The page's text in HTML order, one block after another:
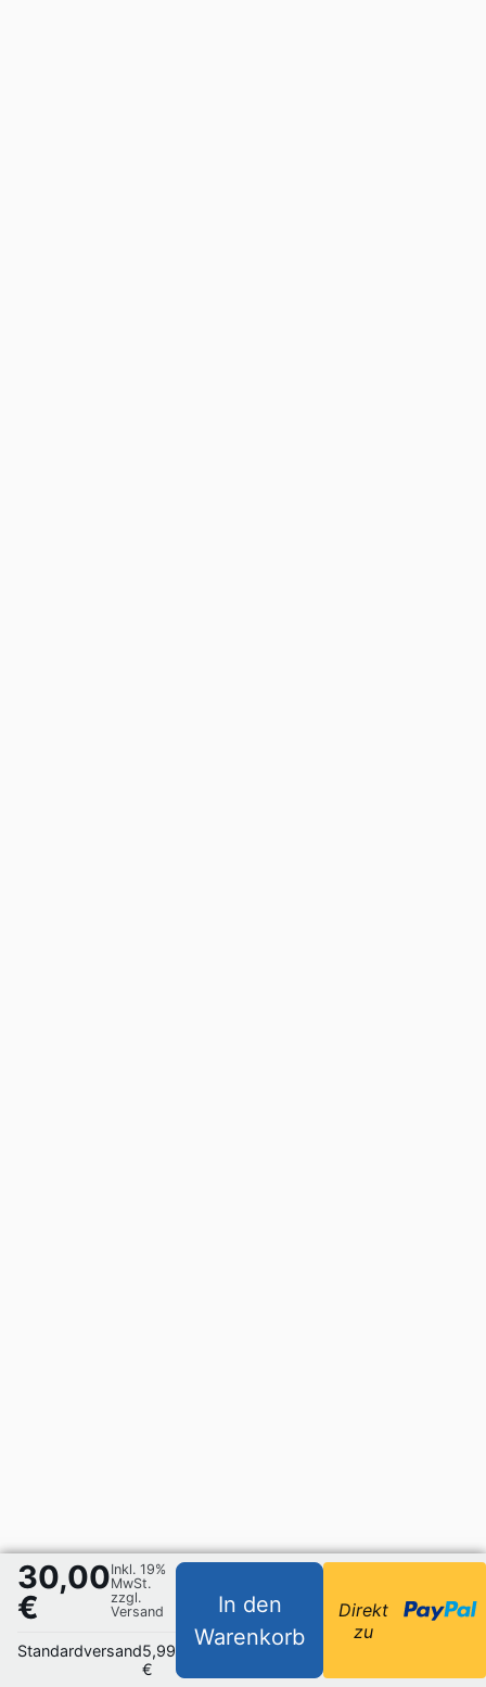
30,00
€
Inkl. 19%
MwSt.
zzgl.
Versand
Standardversand5,99
€
In den
Warenkorb
Direkt
zu